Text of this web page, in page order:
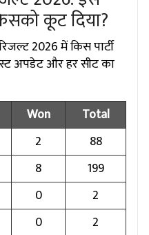
कूट दिया?
2026 में किस पार्टी
अपडेट और हर सीट का
Won
Total
2
88
8
199
0
2
0 2